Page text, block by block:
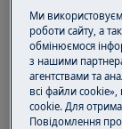
Ми
роботи сайту, а
обмінюємося
з нашими
агентствами та
всі файли
cookie. Для
Пoвідомлення